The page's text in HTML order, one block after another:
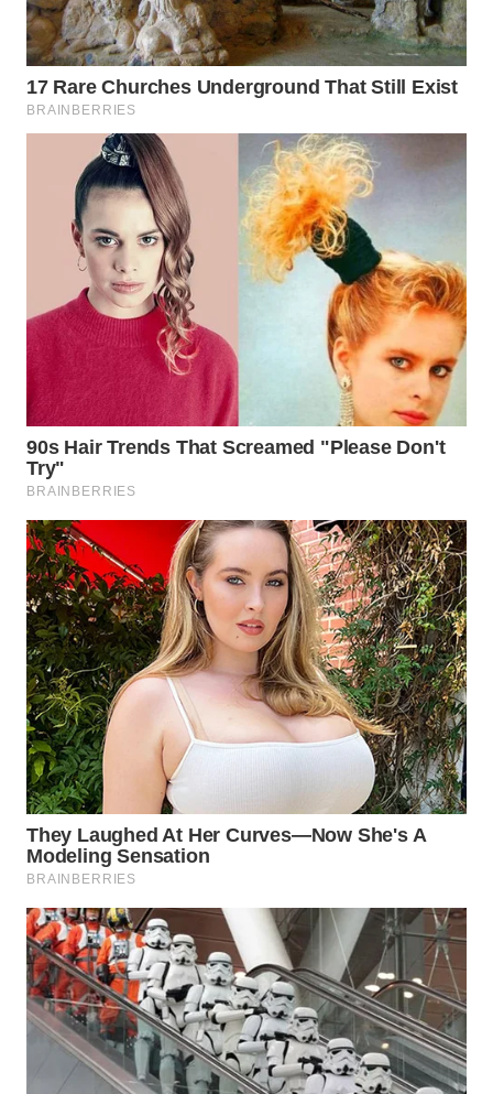
NATUNA
BINTAN
WN
MANDALIKA
WN
LIKUPANG
WN
LABUANBAJO
WN
BORNEO
Wahana
Media
Group
WAHANA
NEWS
WAHANA
TANI
WAHANA
ADVOKAT
WAHANA
INFRASTRUKTUR
KONSUMEN
WAHANA
LISTRIK
WAHANA
TRAVEL